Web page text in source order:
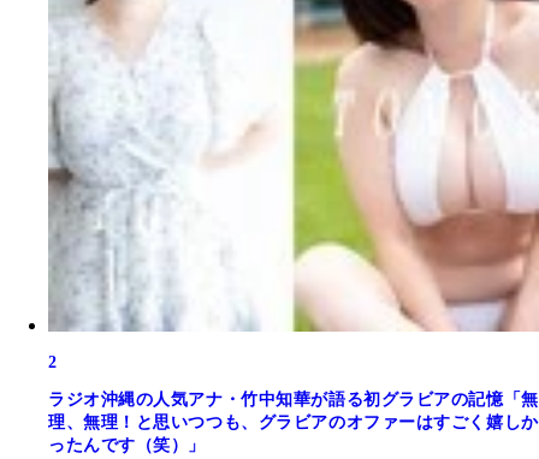
2
ラジオ沖縄の人気アナ・竹中知華が語る初グラビアの記憶「無
理、無理！と思いつつも、グラビアのオファーはすごく嬉しか
ったんです（笑）」